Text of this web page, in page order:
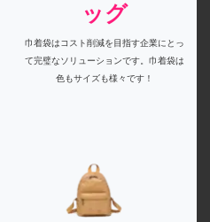
ッグ
巾着袋はコスト削減を目指す企業にとっ
て完璧なソリューションです。巾着袋は
色もサイズも様々です！